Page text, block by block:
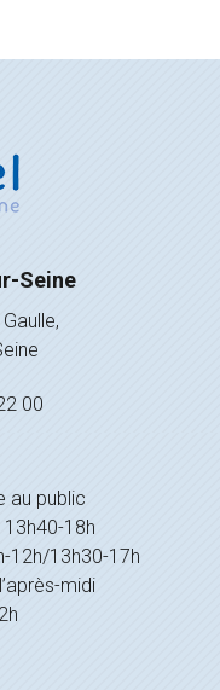
Seine
00
au public
18h
12h/13h30-17h
midi